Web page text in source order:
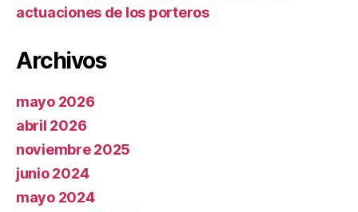
actuaciones de los porteros
Archivos
mayo 2026
abril 2026
noviembre 2025
junio 2024
mayo 2024